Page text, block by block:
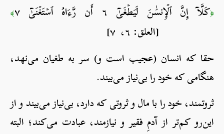
﴿كَلَّآ إِنَّ ٱلۡإِنسَٰنَ لَيَطۡغَىٰٓ ٦ أَن رَّءَاهُ ٱسۡتَغۡنَىٰٓ ٧ ﴾
[العلق: ٦، ٧]
حقا که انسان (عجیب است و) سر به طغیان می‌نهد،
هنگامی که خود را بی‌نیاز می‌بیند.
ثروتمند، خود را با مال و ثروتی که دارد، بی‌نیاز می‌بیند و از
این‌رو کم‌تر از آدمِ فقیر و نیازمند، عبادت می‌کند؛ البته